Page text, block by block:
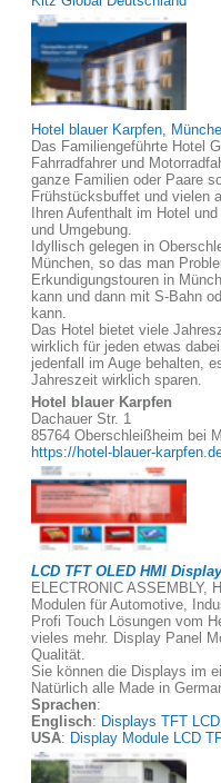
Hotel blauer Karpfen,
Das Familiengeführte Hotel
Fahrradfahrer und
ganze Familien oder Paare
Frühstücksbuffet und vielen
Ihren Aufenthalt im Hotel
und Umgebung.
Idyllisch gelegen in
München, so das man
Erkundigungstouren in
kann und dann mit S-Bahn
kann.
Das Hotel bietet viele
wirklich für jeden etwas
jedenfall im Auge behalten,
Jahreszeit wirklich sparen.
Hotel blauer Karpfen
Dachauer Str. 1
85764 Oberschleißheim bei
https://hotel-blauer-
LCD TFT OLED HMI
ELECTRONIC ASSEMBLY,
Modulen für Automotive,
Profi Touch Lösungen vom
vieles mehr. Display Panel
Qualität.
Sie können die Displays im
Natürlich alle Made in
Sprachen:
Englisch: Displays TFT
USA: Display Module LCD